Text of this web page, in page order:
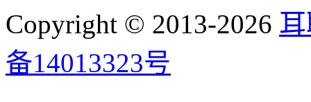
Copyright © 2013-2026
备14013323号